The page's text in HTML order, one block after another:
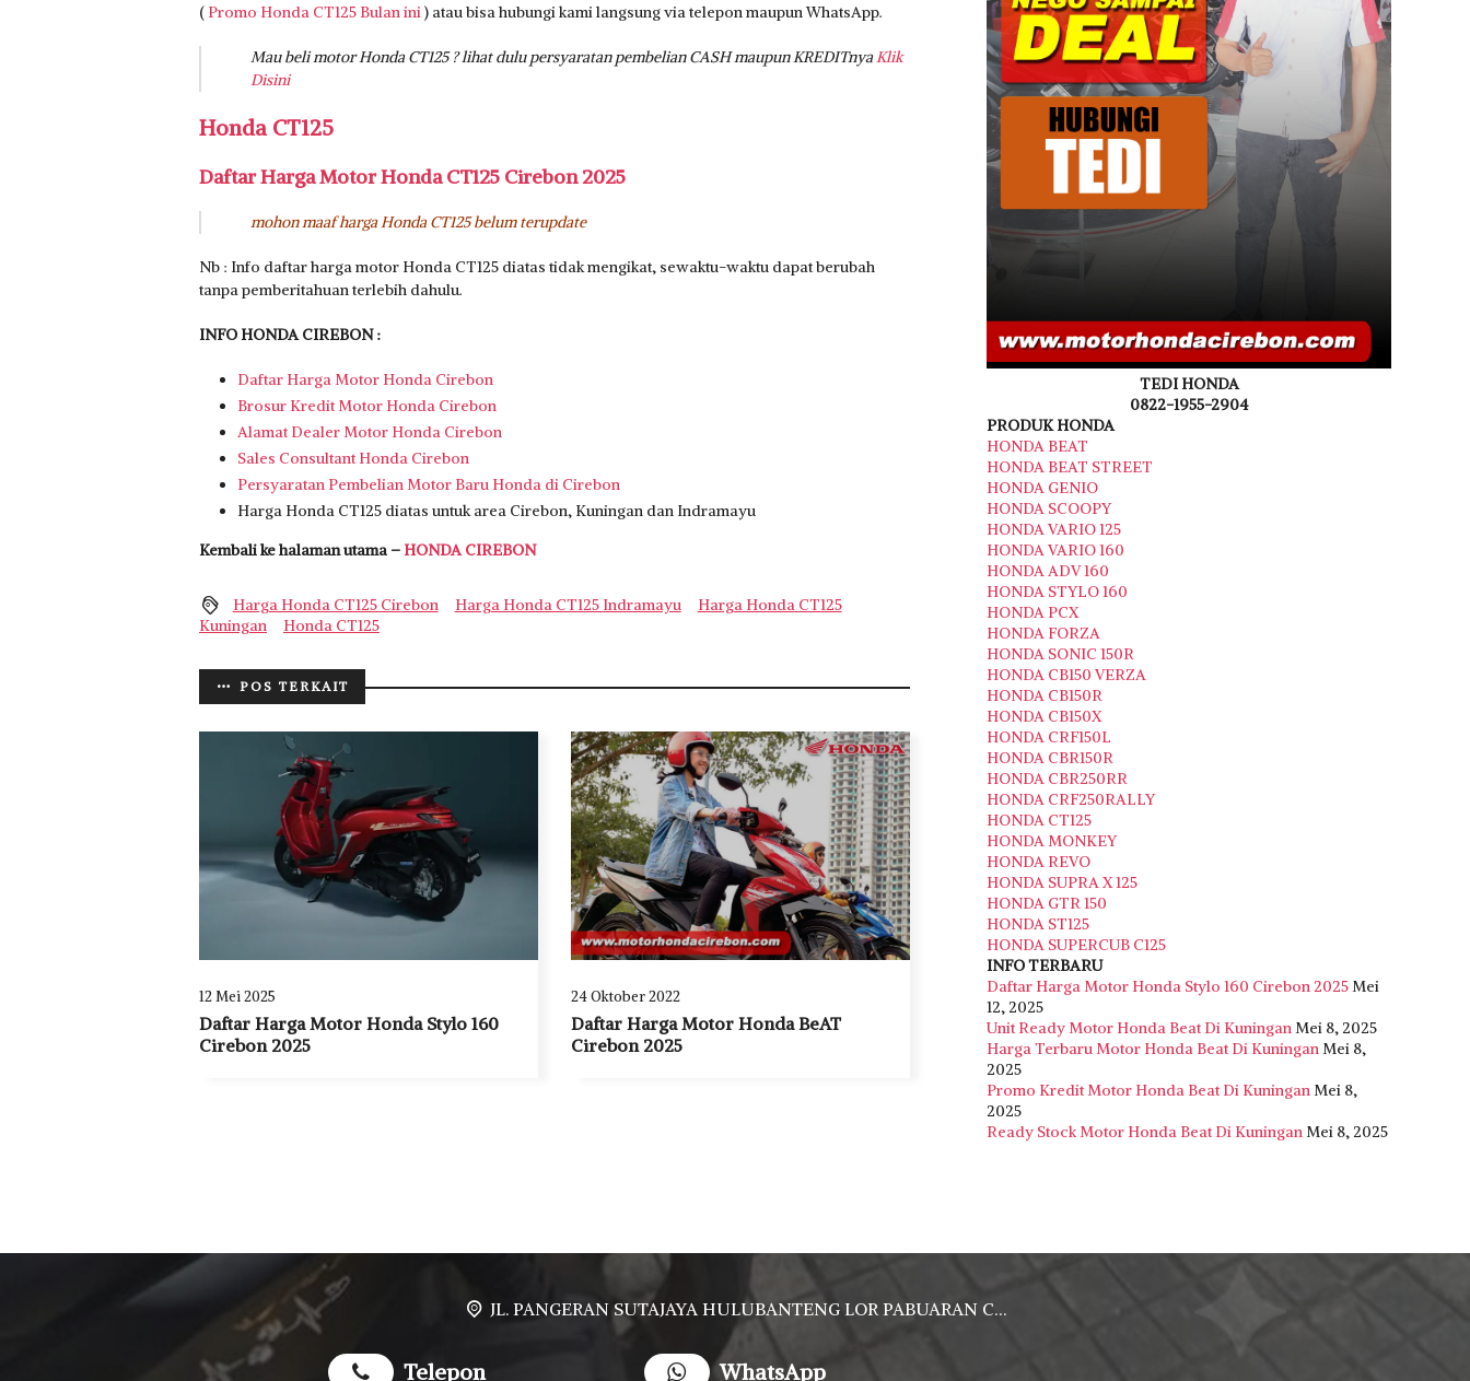
( Promo Honda CT125 Bulan ini) atau bisa hubungi kami langsung via telepon maupun WhatsApp.
Mau beli motor Honda CT125 ? lihat dulu persyaratan pembelian CASH maupun KREDITnyaKlik
Disini
Honda CT125
Daftar Harga Motor Honda CT125 Cirebon 2025
mohon maaf harga Honda CT125 belum terupdate
Nb : Info daftar harga motor Honda CT125 diatas tidak mengikat, sewaktu-waktu dapat berubah
tanpa pemberitahuan terlebih dahulu.
INFO HONDA CIREBON :
Daftar Harga Motor Honda Cirebon
Brosur Kredit Motor Honda Cirebon
Alamat Dealer Motor Honda Cirebon
Sales Consultant Honda Cirebon
Persyaratan Pembelian Motor Baru Honda di Cirebon
Harga Honda CT125 diatas untuk area Cirebon, Kuningan dan Indramayu
Kembali ke halaman utama – HONDA CIREBON
Harga Honda CT125 Cirebon Harga Honda CT125 Indramayu
Harga Honda CT125
Kuningan
Honda CT125
POS TERKAIT
12 Mei 2025
Daftar Harga Motor Honda Stylo 160
Cirebon 2025
24 Oktober 2022
Daftar Harga Motor Honda BeAT
Cirebon 2025
TEDI HONDA
0822-1955-2904
PRODUK HONDA
HONDA BEAT
HONDA BEAT STREET
HONDA GENIO
HONDA SCOOPY
HONDA VARIO 125
HONDA VARIO 160
HONDA ADV 160
HONDA STYLO 160
HONDA PCX
HONDA FORZA
HONDA SONIC 150R
HONDA CB150 VERZA
HONDA CB150R
HONDA CB150X
HONDA CRF150L
HONDA CBR150R
HONDA CBR250RR
HONDA CRF250RALLY
HONDA CT125
HONDA MONKEY
HONDA REVO
HONDA SUPRA X 125
HONDA GTR 150
HONDA ST125
HONDA SUPERCUB C125
INFO TERBARU
Daftar Harga Motor Honda Stylo 160 Cirebon 2025Mei
12, 2025
Unit Ready Motor Honda Beat Di KuninganMei 8, 2025
Harga Terbaru Motor Honda Beat Di KuninganMei 8,
2025
Promo Kredit Motor Honda Beat Di KuninganMei 8,
2025
Ready Stock Motor Honda Beat Di KuninganMei 8, 2025
JL. PANGERAN SUTAJAYA HULUBANTENG LOR PABUARAN CIREBON TIMUR, Ds. Babakan gebang cirebon Gebang udik cirebon Ciledug cirebon Karang wareng cirebon
Telepon WhatsApp